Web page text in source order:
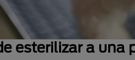
esterilizar a una